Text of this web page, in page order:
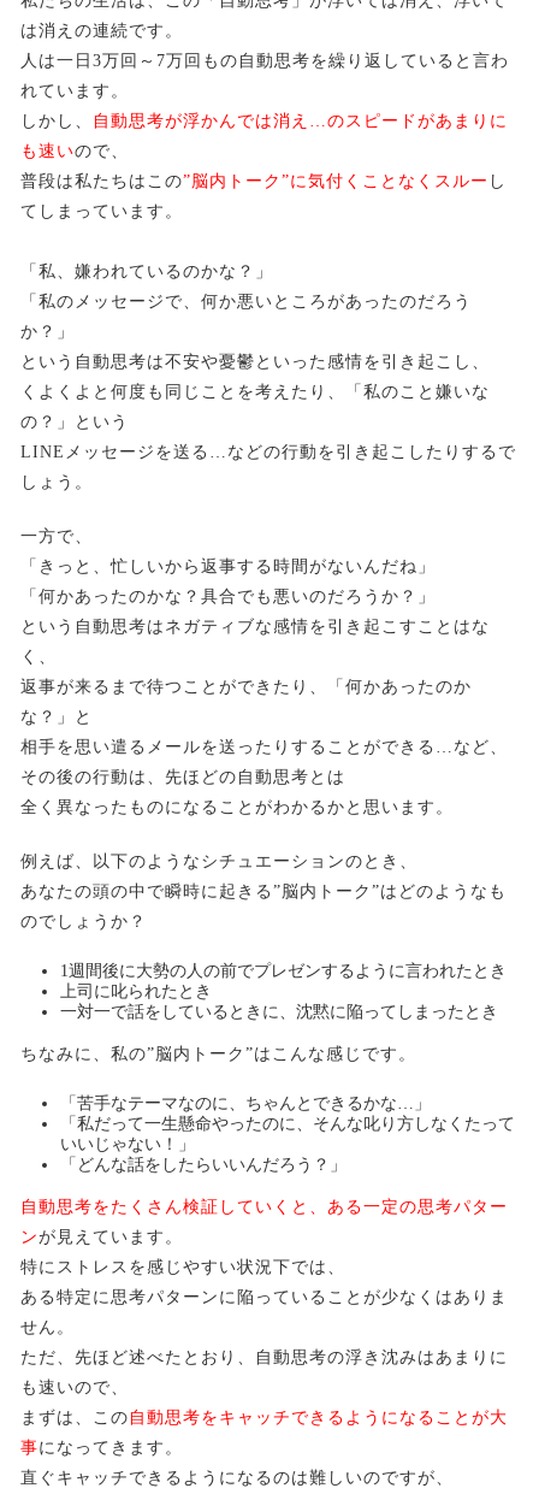
は消えの連続です。
人は一日3万回～7万回もの自動思考を繰り返していると言わ
れています。
しかし、
自動思考が浮かんでは消え…のスピードがあまりに
も速いので、
普段は私たちはこの”脳内トーク”に気付くことなくスルー し
てしまっています。
「私、嫌われているのかな？」
「私のメッセージで、何か悪いところがあったのだろう
か？」
という自動思考は不安や憂鬱といった感情を引き起こし、
くよくよと何度も同じことを考えたり、「私のこと嫌いな
の？」という
LINEメッセージを送る…などの行動を引き起こしたりするで
しょう。
一方で、
「きっと、忙しいから返事する時間がないんだね」
「何かあったのかな？具合でも悪いのだろうか？」
という自動思考はネガティブな感情を引き起こすことはな
く、
返事が来るまで待つことができたり、「何かあったのか
な？」と
相手を思い遣るメールを送ったりすることができる…など、
その後の行動は、先ほどの自動思考とは
全く異なったものになることがわかるかと思います。
例えば、以下のようなシチュエーションのとき、
あなたの頭の中で瞬時に起きる”脳内トーク”はどのようなも
のでしょうか？
1週間後に大勢の人の前でプレゼンするように言われたとき
上司に叱られたとき
一対一で話をしているときに、沈黙に陥ってしまったとき
ちなみに、私の”脳内トーク”はこんな感じです。
「苦手なテーマなのに、ちゃんとできるかな…」
「私だって一生懸命やったのに、そんな叱り方しなくたって
いいじゃない！」
「どんな話をしたらいいんだろう？」
自動思考をたくさん検証していくと、ある一定の思考パター
ンが見えています。
特にストレスを感じやすい状況下では、
ある特定に思考パターンに陥っていることが少なくはありま
せん。
ただ、先ほど述べたとおり、自動思考の浮き沈みはあまりに
も速いので、
まずは、この 自動思考をキャッチできるようになることが大
事になってきます。
直ぐキャッチできるようになるのは難しいのですが、